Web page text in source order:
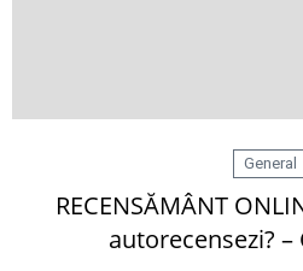
General
RECENSĂMÂNT
autorecensezi? –